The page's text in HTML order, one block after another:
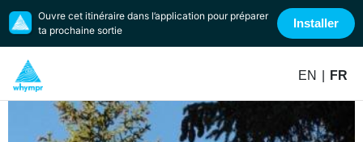
EN FR
Ouvre cet itinéraire dans l’application pour préparer
ta prochaine sortie
Installer